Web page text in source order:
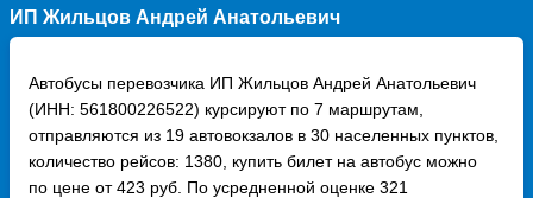
ИП Жильцов Андрей Анатольевич
Автобусы перевозчика ИП Жильцов Андрей Анатольевич
(ИНН: 561800226522) курсируют по 7 маршрутам,
отправляются из 19 автовокзалов в 30 населенных пунктов,
количество рейсов: 1380, купить билет на автобус можно
по цене от 423 руб. По усредненной оценке 321